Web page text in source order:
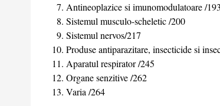
Antineoplazice si imunomodulatoare /193
Sistemul musculo-scheletic /200
Sistemul nervos/217
Produse antiparazitare, insecticide si
Aparatul respirator /245
Organe senzitive /262
Varia /264